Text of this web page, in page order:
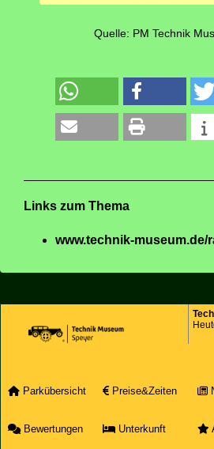
Quelle: PM Technik
Links zum Thema
www.technik-museum.de/
Parkübersicht Preise&Zeiten
Bewertungen Unterkunft